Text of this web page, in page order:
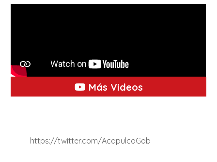
Más Videos
https://twitter.com/AcapulcoGob